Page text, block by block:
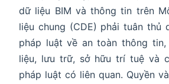
dữ liệu BIM và thông tin trên
liệu chung (CDE) phải tuân thủ
pháp luật về an toàn thông
liệu, lưu trữ, sở hữu trí tuệ và
pháp luật có liên quan. Quyền